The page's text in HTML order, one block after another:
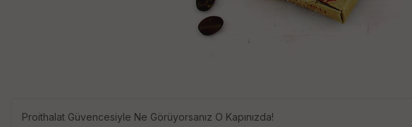
Proithalat Güvencesiyle Ne Görüyorsanız O Kapınızda!